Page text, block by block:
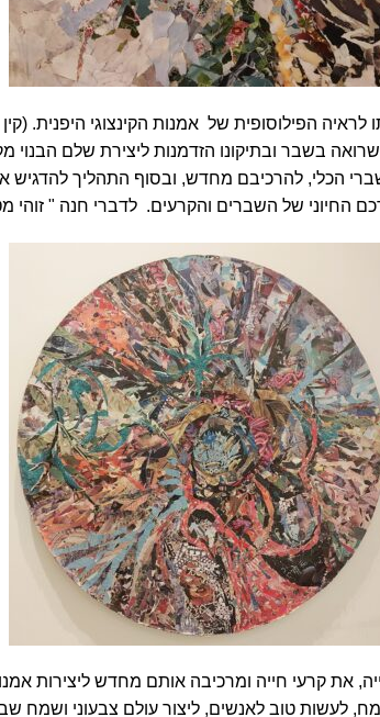
הפילוסופית של אמנות הקינצוגי היפנית.
בשבר ובתיקונו הזדמנות ליצירת שלם הבנוי
הכלי, להרכיבם מחדש, ובסוף התהליך
החיוני של השברים והקרעים. לדברי חנה " זוהי
קרעי חייה ומרכיבה אותם מחדש ליצירות אמנות
לעשות טוב לאנשים, ליצור עולם צבעוני ושמח